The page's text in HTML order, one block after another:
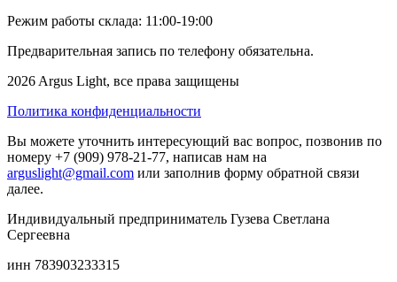
Режим работы склада: 11:00-19:00
Предварительная запись по телефону обязательна.
2026 Argus Light, все права защищены
Политика конфиденциальности
Вы можете уточнить интересующий вас вопрос, позвонив по
номеру +7 (909) 978-21-77, написав нам на
arguslight@gmail.com или заполнив форму обратной связи
далее.
Индивидуальный предприниматель Гузева Светлана
Сергеевна
инн 783903233315